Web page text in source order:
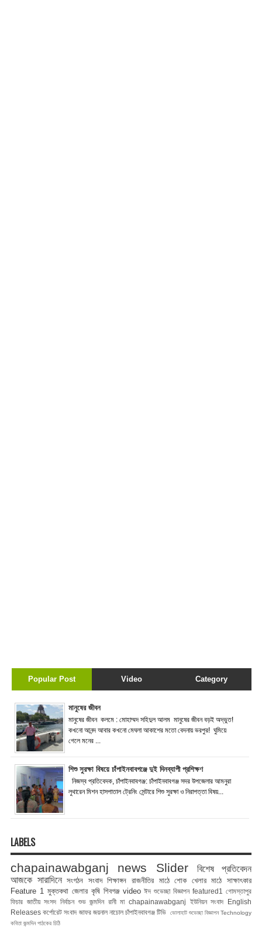
Popular Post Video Category
মানুষের জীবন
মানুষের জীবন কলমে : মোহাম্মদ সহিদুল আলম মানুষের জীবন বড়ই অদ্ভুত!
কখনো আনন্দ আবার কখনো মেঘলা আকাশের মতো বেদনায় ভরপুর! ঘুমিয়ে
গেলে মনের ...
শিশু সুরক্ষা বিষয়ে চাঁপাইনবাবগঞ্জে দুই দিনব্যাপী প্রশিক্ষণ
নিজস্ব প্রতিবেদক, চাঁপাইনবাবগঞ্জ: চাঁপাইনবাবগঞ্জ সদর উপজেলার আমনুরা
লুথারেন মিশন হাসপাতাল ট্রেনিং সেন্টারে শিশু সুরক্ষা ও নিরাপত্তা বিষয়...
LABELS
chapainawabganj news Slider
বিশেষ প্রতিবেদন
আজকে সারাদিনে সংগঠন সংবাদ শিক্ষাঙ্গন রাজনীতির মাঠে শোক খেলার মাঠে
সাক্ষাৎকার
Feature 1 মুক্তকথা জেলার কৃষি শিবগঞ্জ video ঈদ শুভেচ্ছা বিজ্ঞাপন featured1
গোমস্তাপুর
ফিচার জাতীয় সংসদ নির্বাচন শুভ জন্মদিন রানী মা chapainawabganj ইউনিয়ন সংবাদ English
Releases কর্পোরেট সংবাদ জাফর জয়নাল নাচোল চাঁপাইনবাবগঞ্জ টিভি ভোলাহাট শুভেচ্ছা বিজ্ঞাপন Technology
কবিতা জন্মদিন পাঠকের চিঠি